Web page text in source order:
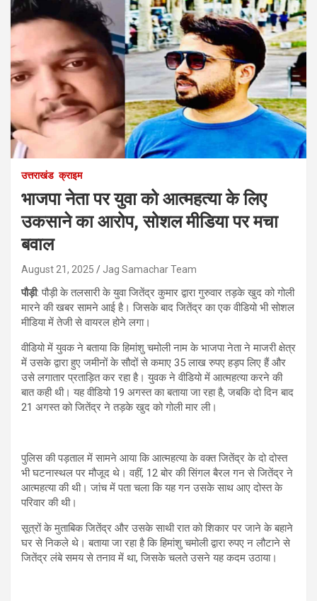
उत्तराखंड क्राइम
भाजपा नेता पर युवा को आत्महत्या के लिए
उकसाने का आरोप, सोशल मीडिया पर मचा
बवाल
August 21, 2025 Jag Samachar Team
पौड़ी: पौड़ी के तलसारी के युवा जितेंद्र कुमार द्वारा गुरुवार तड़के खुद को गोली
मारने की खबर सामने आई है। जिसके बाद जितेंद्र का एक वीडियो भी सोशल
मीडिया में तेजी से वायरल होने लगा।
वीडियो में युवक ने बताया कि हिमांशु चमोली नाम के भाजपा नेता ने माजरी क्षेत्र
में उसके द्वारा हुए जमीनों के सौदों से कमाए 35 लाख रुपए हड़प लिए हैं और
उसे लगातार प्रताड़ित कर रहा है। युवक ने वीडियो में आत्महत्या करने की
बात कही थी। यह वीडियो 19 अगस्त का बताया जा रहा है, जबकि दो दिन बाद
21 अगस्त को जितेंद्र ने तड़के खुद को गोली मार ली।
पुलिस की पड़ताल में सामने आया कि आत्महत्या के वक्त जितेंद्र के दो दोस्त
भी घटनास्थल पर मौजूद थे। वहीं, 12 बोर की सिंगल बैरल गन से जितेंद्र ने
आत्महत्या की थी। जांच में पता चला कि यह गन उसके साथ आए दोस्त के
परिवार की थी।
सूत्रों के मुताबिक जितेंद्र और उसके साथी रात को शिकार पर जाने के बहाने
घर से निकले थे। बताया जा रहा है कि हिमांशु चमोली द्वारा रुपए न लौटाने से
जितेंद्र लंबे समय से तनाव में था, जिसके चलते उसने यह कदम उठाया।